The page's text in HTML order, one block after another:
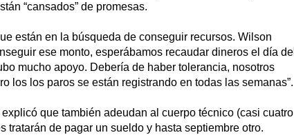
“cansados” de promesas.
están en la búsqueda de conseguir recursos. Wilson
ese monto, esperábamos recaudar dineros el día del
mucho apoyo. Debería de haber tolerancia, nosotros
los los paros se están registrando en todas las semanas”.
que también adeudan al cuerpo técnico (casi cuatro
tratarán de pagar un sueldo y hasta septiembre otro.